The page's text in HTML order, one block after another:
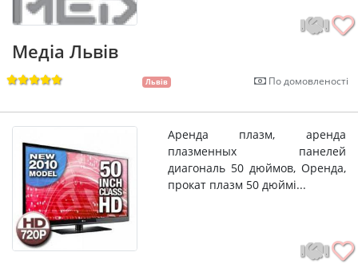
Медіа Львів
Львів По домовленості
Аренда плазм, аренда
плазменных панелей
диагональ 50 дюймов, Оренда,
прокат плазм 50 дюймі...